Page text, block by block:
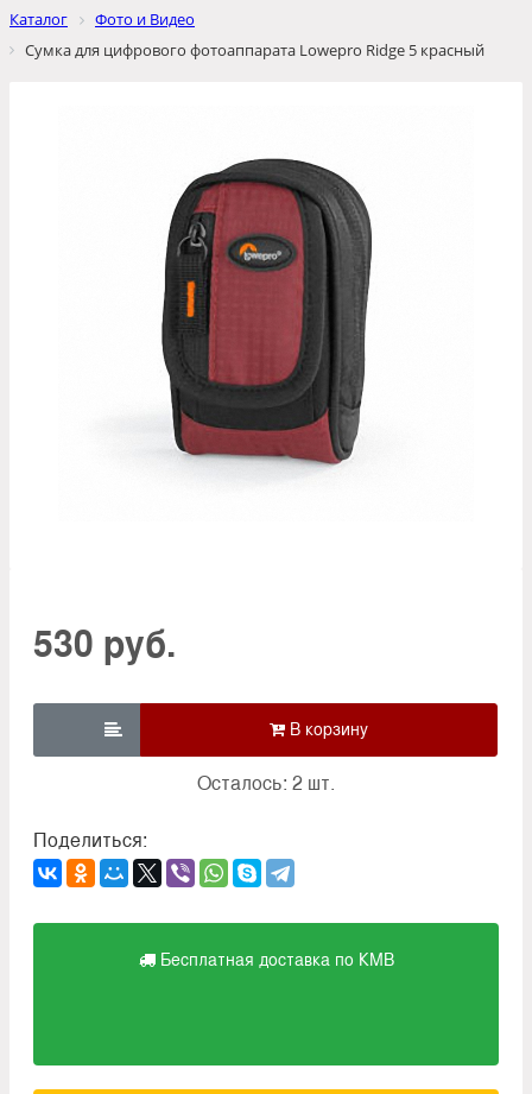
Каталог
Фото и Видео
Сумка для цифрового фотоаппарата Lowepro Ridge 5 красный
530 руб.

Осталось: 2 шт.
Поделиться:
Бесплатная доставка по КМВ